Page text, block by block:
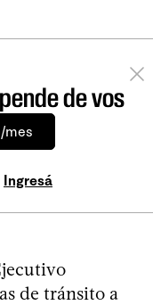
de vos
mes
Ingresá
de tránsito a